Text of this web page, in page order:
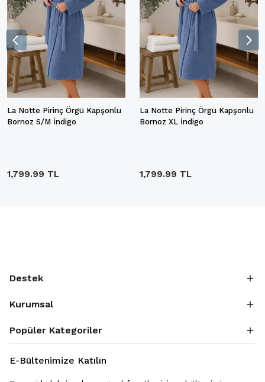
La Notte Pirinç Örgü Kapşonlu
Bornoz S/M İndigo
1,799.99 TL
La Notte Pirinç Örgü Kapşonlu
Bornoz XL İndigo
1,799.99 TL
Destek
Kurumsal
Popüler Kategoriler
E-Bültenimize Katılın